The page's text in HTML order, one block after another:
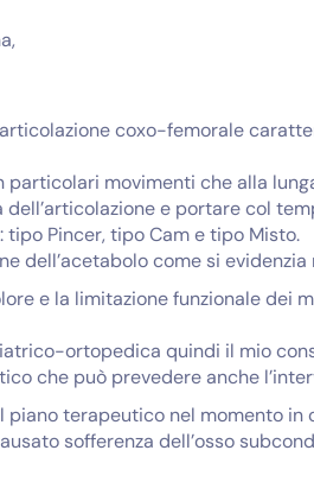
coxo-femorale
movimenti che alla
e portare col
Pincer, tipo Cam e tipo Misto.
dell’acetabolo come si evidenzia
e la limitazione funzionale dei
ortopedica quindi il mio
che può prevedere anche
terapeutico nel momento in
sofferenza dell’osso